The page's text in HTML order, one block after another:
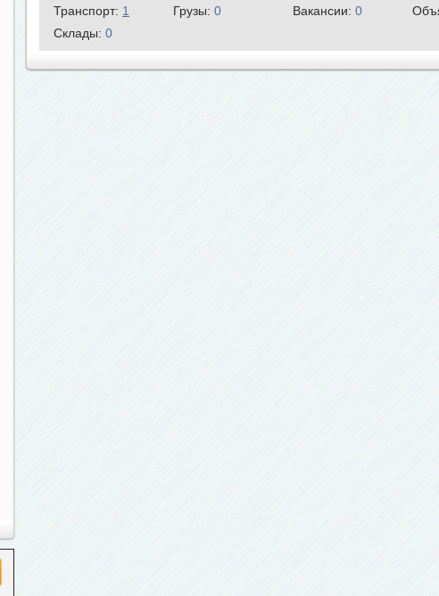
Транспорт: 1 Грузы: 0 Вакансии: 0
Склады: 0